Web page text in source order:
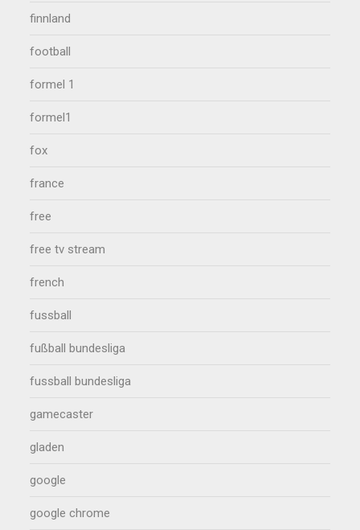
finnland
football
formel 1
formel1
fox
france
free
free tv stream
french
fussball
fußball bundesliga
fussball bundesliga
gamecaster
gladen
google
google chrome